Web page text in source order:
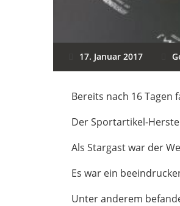
17. Januar 2017
Bereits nach 16
Der Sportartikel-
Als Stargast war der
Es war ein
Unter anderem